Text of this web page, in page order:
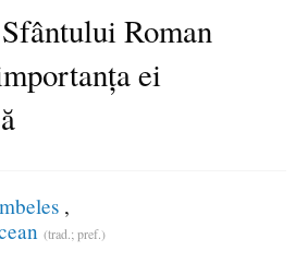
Roman
ei
(trad.; pref.)